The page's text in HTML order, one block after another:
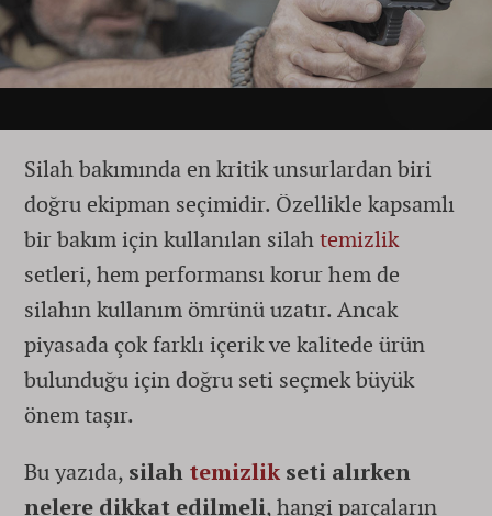
Silah bakımında en kritik unsurlardan biri
doğru ekipman seçimidir. Özellikle kapsamlı
bir bakım için kullanılan silahtemizlik
setleri, hem performansı korur hem de
silahın kullanım ömrünü uzatır. Ancak
piyasada çok farklı içerik ve kalitede ürün
bulunduğu için doğru seti seçmek büyük
önem taşır.
Bu yazıda, silah temizlikseti alırken
nelere dikkat edilmeli, hangi parçaların